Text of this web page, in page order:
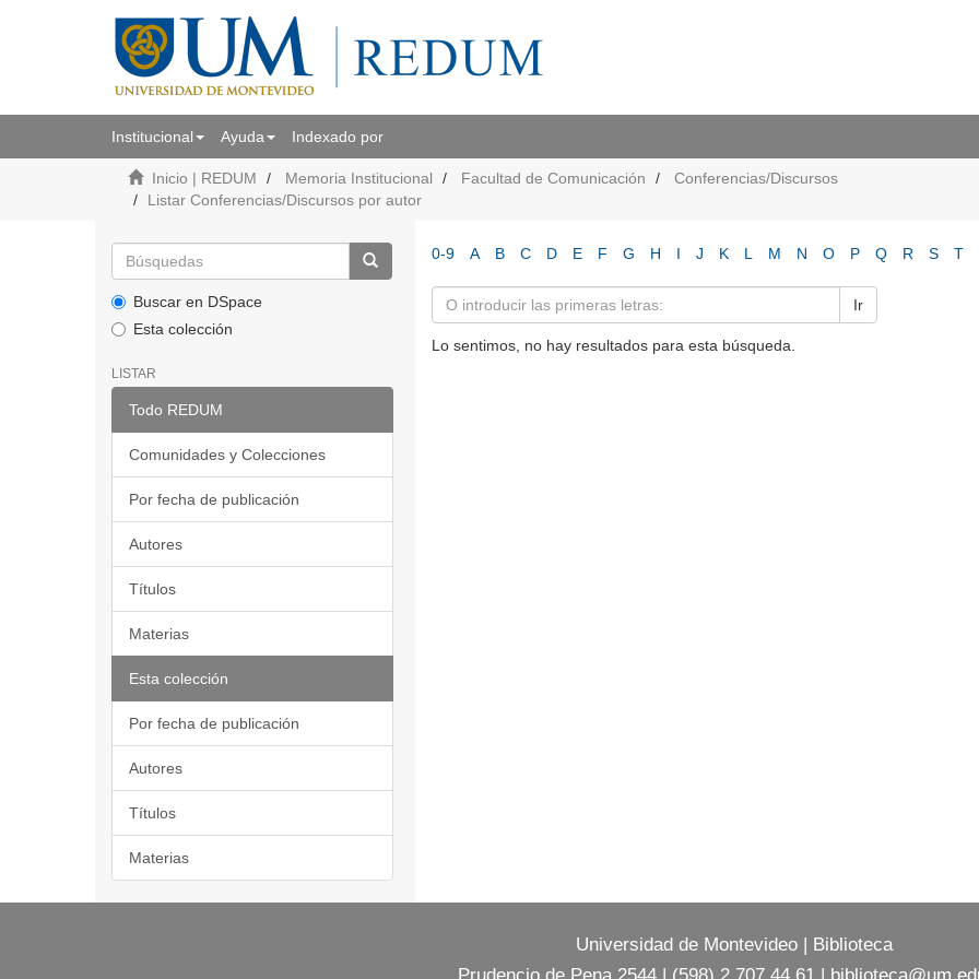
Institucional Ayuda Indexado por
Inicio | REDUM Memoria Institucional Facultad de Comunicación
Conferencias/Discursos
Listar Conferencias/Discursos por autor
Buscar en DSpace
Esta colección
LISTAR
Todo REDUM
Comunidades y Colecciones
Por fecha de publicación
Autores
Títulos
Materias
Esta colección
Por fecha de publicación
Autores
Títulos
Materias
0-9 A B C D E F G H I J K L M N O P Q R S T
Ir
Lo sentimos, no hay resultados para esta búsqueda.
Universidad de Montevideo | Biblioteca